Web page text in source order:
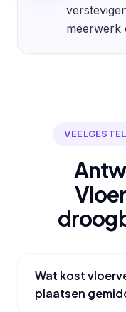
meerwerk
Wat kost
plaatsen